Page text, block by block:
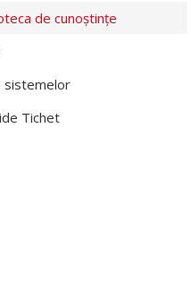
de cunoștințe
sistemelor
Tichet